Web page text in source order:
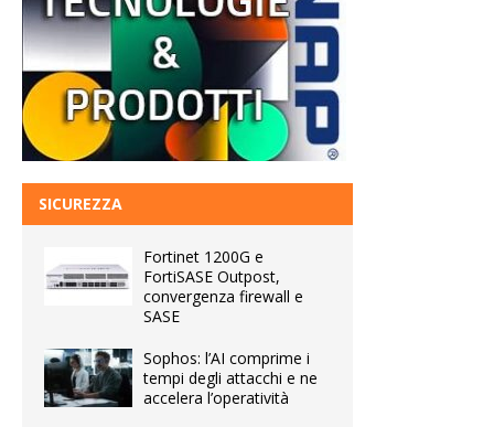
SICUREZZA
Fortinet 1200G e
FortiSASE Outpost,
convergenza firewall e
SASE
Sophos: l’AI comprime i
tempi degli attacchi e ne
accelera l’operatività